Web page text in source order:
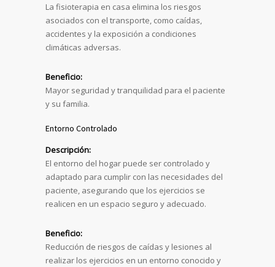
La fisioterapia en casa elimina los riesgos
asociados con el transporte, como caídas,
accidentes y la exposición a condiciones
climáticas adversas.
Beneficio:
Mayor seguridad y tranquilidad para el paciente
y su familia.
Entorno Controlado
Descripción:
El entorno del hogar puede ser controlado y
adaptado para cumplir con las necesidades del
paciente, asegurando que los ejercicios se
realicen en un espacio seguro y adecuado.
Beneficio:
Reducción de riesgos de caídas y lesiones al
realizar los ejercicios en un entorno conocido y